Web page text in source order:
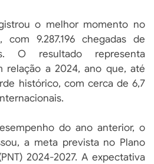
o melhor momento no
com 9.287.196 chegadas de
O resultado representa
relação a 2024, ano que, até
histórico, com cerca de 6,7
do ano anterior, o
a meta prevista no Plano
2024-2027. A expectativa